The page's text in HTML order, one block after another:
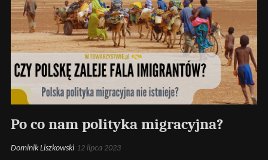
Po co nam polityka migracyjna?
Dominik Liszkowski 12 lipca 2023